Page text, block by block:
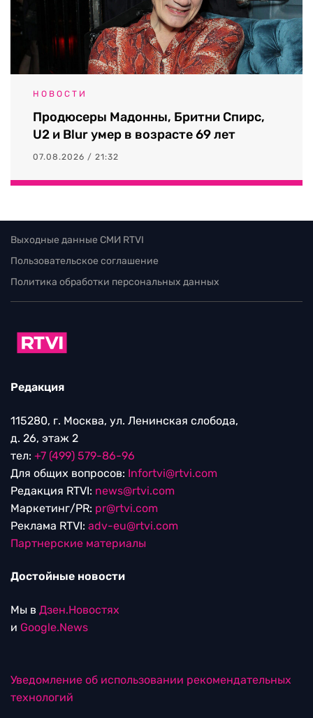
НОВОСТИ
Продюсеры Мадонны, Бритни Спирс,
U2 и Blur умер в возрасте 69 лет
07.08.2026 / 21:32
Выходные данные СМИ RTVI
Пользовательское соглашение
Политика обработки персональных данных
Редакция
115280, г. Москва, ул. Ленинская слобода,
д. 26, этаж 2
тел: +7 (499) 579-86-96
Для общих вопросов: Infortvi@rtvi.com
Редакция RTVI: news@rtvi.com
Маркетинг/PR: pr@rtvi.com
Реклама RTVI: adv-eu@rtvi.com
Партнерские материалы
Достойные новости
Мы в Дзен.Новостях
и Google.News
Уведомление об использовании рекомендательных
технологий